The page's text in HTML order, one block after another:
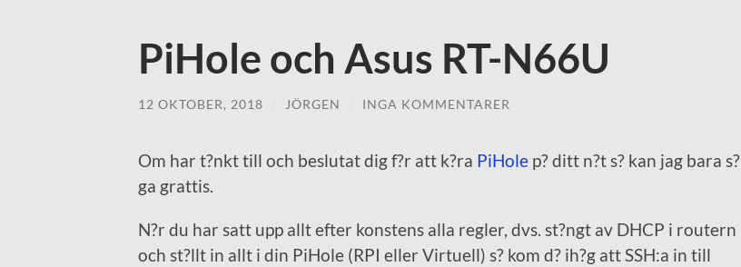
PiHole och Asus RT-N66U
12 OKTOBER, 2018 JÖRGEN INGA KOMMENTARER
Om har t?nkt till och beslutat dig f?r att k?ra PiHole p? ditt n?t s? kan jag bara s?
ga grattis.
N?r du har satt upp allt efter konstens alla regler, dvs. st?ngt av DHCP i routern
och st?llt in allt i din PiHole (RPI eller Virtuell) s? kom d? ih?g att SSH:a in till